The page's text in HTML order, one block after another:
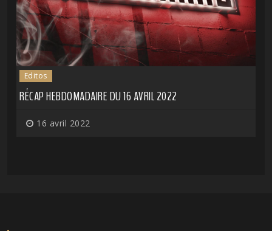
Editos
RÉCAP HEBDOMADAIRE DU 16 AVRIL 2022
16 avril 2022